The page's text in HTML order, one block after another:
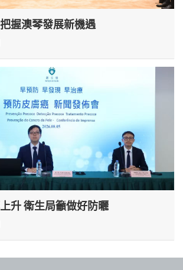
握澳琴發展新機遇
升 衛生局籲做好防曬